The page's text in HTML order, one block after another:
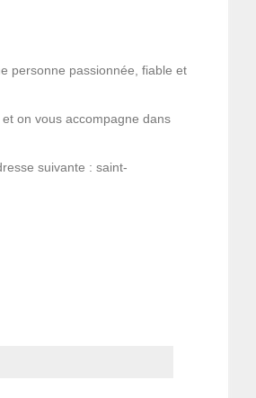
personne passionnée, fiable et
on vous accompagne dans
suivante : saint-